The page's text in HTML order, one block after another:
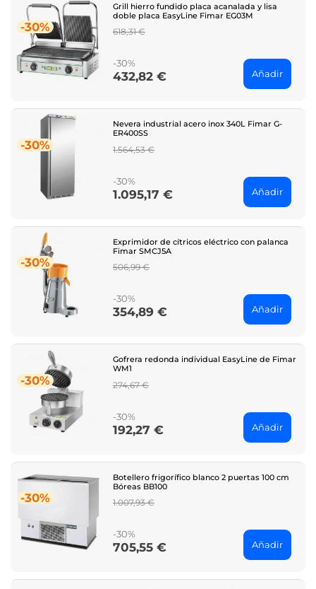
-30%
Grill hierro fundido placa acanalada y lisa
doble placa EasyLine Fimar EG03M
Regular
618,31 €
-30%
Price
432,82 € Añadir
-30%
Nevera industrial acero inox 340L Fimar G-
ER400SS
Regular
1.564,53 €
-30%
Price
1.095,17 € Añadir
-30%
Exprimidor de cítricos eléctrico con palanca
Fimar SMCJ5A
Regular
506,99 €
-30%
Price
354,89 € Añadir
-30%
Gofrera redonda individual EasyLine de Fimar
WM1
Regular
274,67 €
-30%
Price
192,27 € Añadir
-30%
Botellero frigorífico blanco 2 puertas 100 cm
Bóreas BB100
Regular
1.007,93 €
-30%
Price
705,55 € Añadir